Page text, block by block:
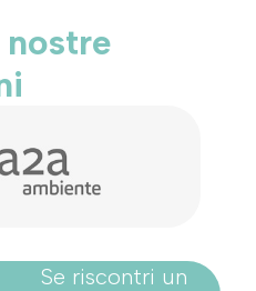
Se riscontri un